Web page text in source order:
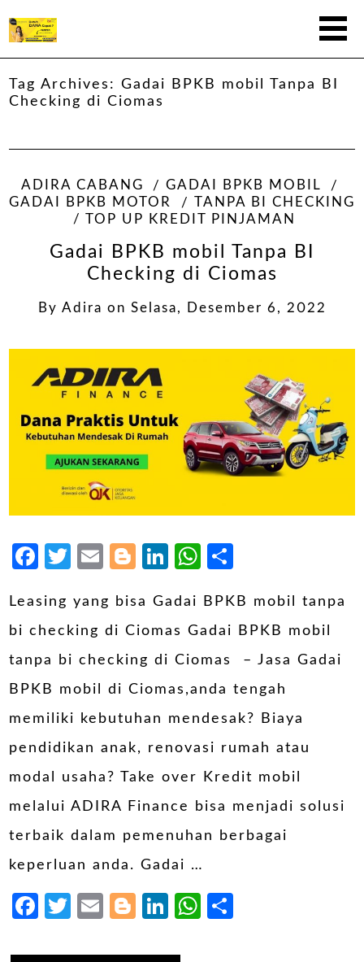
Tag Archives:Gadai BPKB mobil Tanpa BI
Checking di Ciomas
ADIRA CABANG
GADAI BPKB MOBIL
GADAI BPKB MOTOR
TANPA BI CHECKING
TOP UP KREDIT PINJAMAN
Gadai BPKB mobil Tanpa BI
Checking di Ciomas
By Adira on Selasa, Desember 6, 2022
Facebook
Twitter
EmailBlogger
LinkedIn
WhatsApp
Leasing yang bisa Gadai BPKB mobil tanpa
bi checking di Ciomas Gadai BPKB mobil
tanpa bi checking di Ciomas – Jasa Gadai
BPKB mobil di Ciomas,anda tengah
memiliki kebutuhan mendesak? Biaya
pendidikan anak, renovasi rumah atau
modal usaha? Take over Kredit mobil
melalui ADIRA Finance bisa menjadi solusi
terbaik dalam pemenuhan berbagai
keperluan anda. Gadai …
Facebook
Twitter
EmailBlogger
LinkedIn
WhatsApp